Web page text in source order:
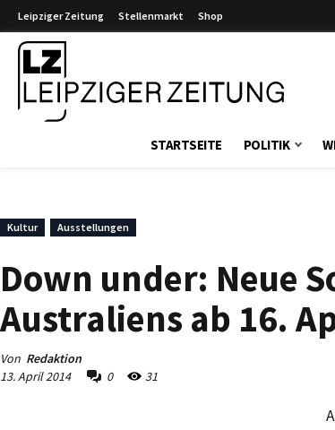
Leipziger Zeitung Stellenmarkt Shop
STARTSEITE POLITIK
Kultur Ausstellungen
Down under: Neue
Australiens ab 16.
Von Redaktion
13. April 2014
0 31